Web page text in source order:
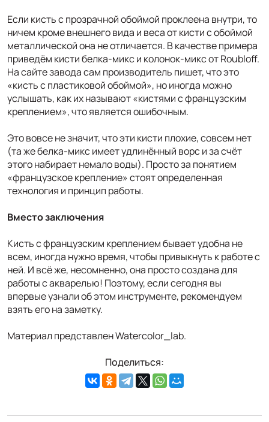
Если кисть с прозрачной обоймой проклеена внутри, то
ничем кроме внешнего вида и веса от кисти с обоймой
металлической она не отличается. В качестве примера
приведём кисти белка-микс и колонок-микс от Roubloff.
На сайте завода сам производитель пишет, что это
«кисть с пластиковой обоймой», но иногда можно
услышать, как их называют «кистями с французским
креплением», что является ошибочным.
Это вовсе не значит, что эти кисти плохие, совсем нет
(та же белка-микс имеет удлинённый ворс и за счёт
этого набирает немало воды). Просто за понятием
«французское крепление» стоят определенная
технология и принцип работы.
Вместо заключения
Кисть с французским креплением бывает удобна не
всем, иногда нужно время, чтобы привыкнуть к работе с
ней. И всё же, несомненно, она просто создана для
работы с акварелью! Поэтому, если сегодня вы
впервые узнали об этом инструменте, рекомендуем
взять его на заметку.
Материал представлен Watercolor_lab.
Поделиться: